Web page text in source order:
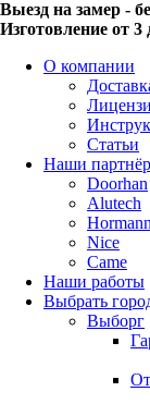
Выезд на замер -
Изготовление от 3
О компании
Статьи
Наши
Doorhan
Alutech
Hormann
Nice
Came
Наши работы
Выбрать
Выборг